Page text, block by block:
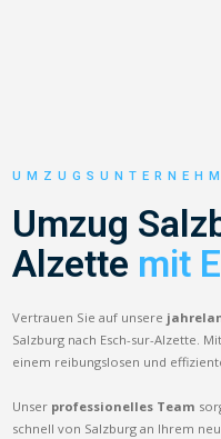
Umzug
Alzette mit
Vertrauen Sie auf unsere
Salzburg nach Esch-sur-Alzette.
einem reibungslosen und
Unser professionelles Team
schnell von Salzburg an Ihrem